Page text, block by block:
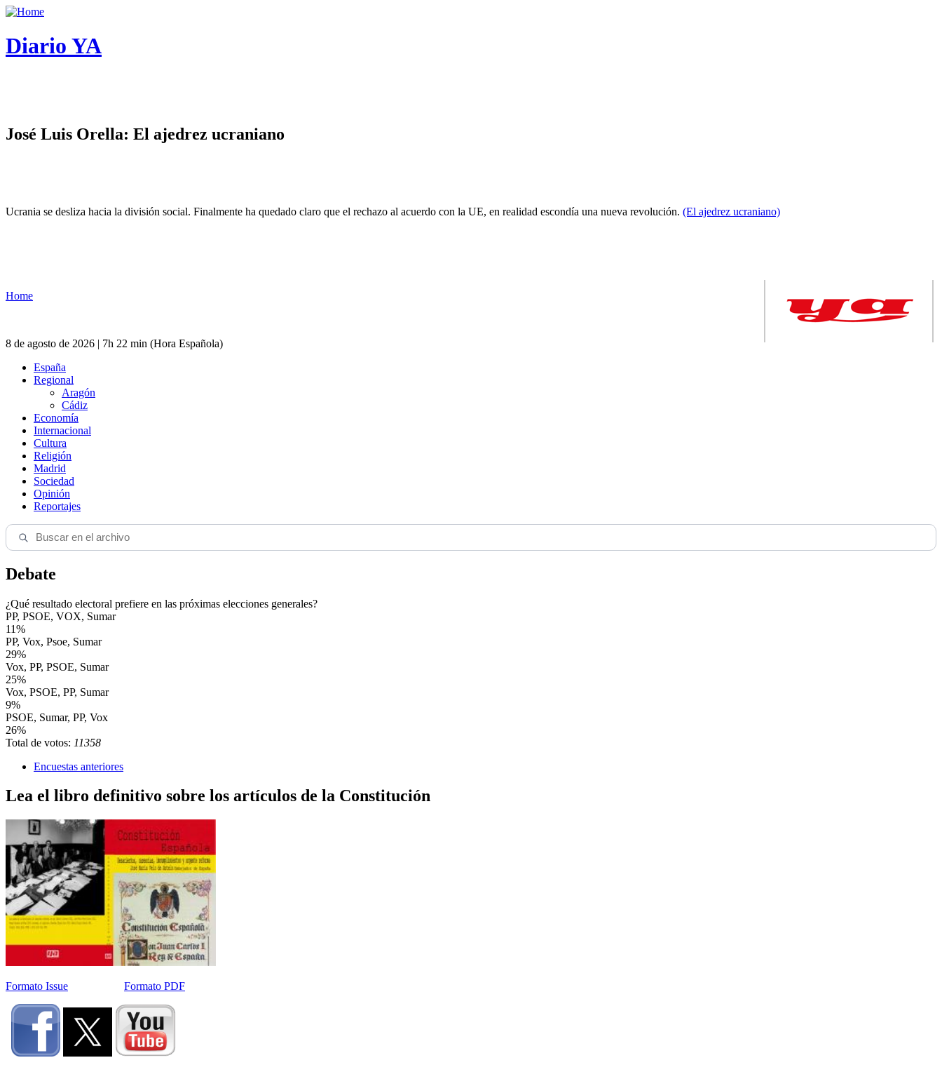
Diario YA
José Luis Orella: El ajedrez ucraniano
Ucrania se desliza hacia la división social. Finalmente ha quedado claro que el rechazo al acuerdo con la UE, en realidad escondía una nueva revolución. (El ajedrez ucraniano)
Home
8 de agosto de 2026 | 7h 22 min (Hora Española)
España
Regional
Aragón
Cádiz
Economía
Internacional
Cultura
Religión
Madrid
Sociedad
Opinión
Reportajes
Debate
¿Qué resultado electoral prefiere en las próximas elecciones generales?
PP, PSOE, VOX, Sumar
11%
PP, Vox, Psoe, Sumar
29%
Vox, PP, PSOE, Sumar
25%
Vox, PSOE, PP, Sumar
9%
PSOE, Sumar, PP, Vox
26%
Total de votos: 11358
Encuestas anteriores
Lea el libro definitivo sobre los artículos de la Constitución
Formato Issue Formato PDF